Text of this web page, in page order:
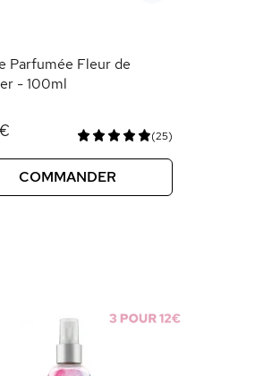
Parfumée Fleur de
- 100ml
(25)
COMMANDER